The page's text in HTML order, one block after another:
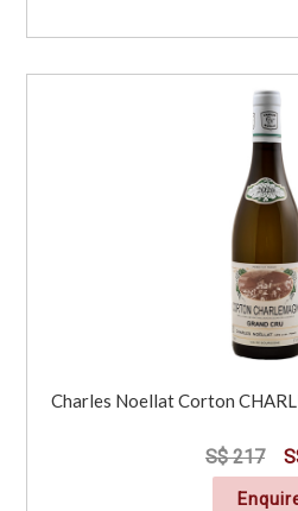
Charles Noellat Corton
S$ 217